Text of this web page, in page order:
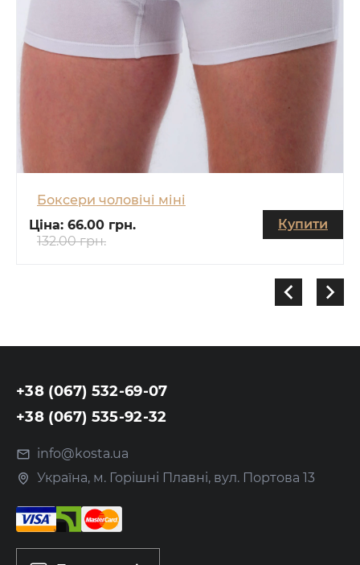
Боксери чоловічі міні
Ціна: 66.00 грн.
132.00 грн.
Купити
+38 (067) 532-69-07
+38 (067) 535-92-32
info@kosta.ua
Україна, м. Горішні Плавні, вул. Портова 13